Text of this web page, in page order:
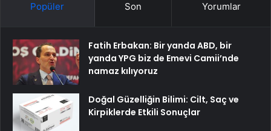
Popüler Son Yorumlar
Fatih Erbakan: Bir yanda ABD, bir
yanda YPG biz de Emevi Camii’nde
namaz kılıyoruz
Doğal Güzelliğin Bilimi: Cilt, Saç ve
Kirpiklerde Etkili Sonuçlar